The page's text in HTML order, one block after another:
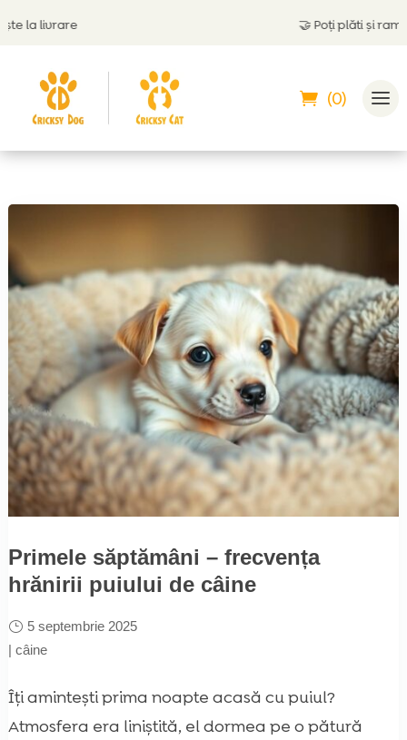
livrare Poți plăti și ramburs
(0)
Primele săptămâni – frecvența
hrănirii puiului de câine
5 septembrie 2025
| câine
Îți amintești prima noapte acasă cu puiul?
Atmosfera era liniștită, el dormea pe o pătură